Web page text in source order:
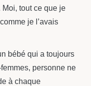
tout ce que je
je l’avais
bébé qui a toujours
personne ne
à chaque